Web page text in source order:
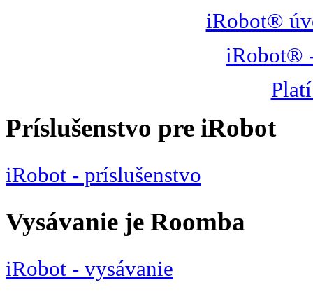
iRobot®
iRobot®
Príslušenstvo pre iRobot
iRobot - príslušenstvo
Vysávanie je Roomba
iRobot - vysávanie